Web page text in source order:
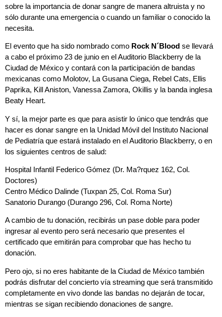
sobre la importancia de donar sangre de manera altruista y no
sólo durante una emergencia o cuando un familiar o conocido la
necesita.
El evento que ha sido nombrado como Rock N´Blood se llevará
a cabo el próximo 23 de junio en el Auditorio Blackberry de la
Ciudad de México y contará con la participación de bandas
mexicanas como Molotov, La Gusana Ciega, Rebel Cats, Ellis
Paprika, Kill Aniston, Vanessa Zamora, Okillis y la banda inglesa
Beaty Heart.
Y sí, la mejor parte es que para asistir lo único que tendrás que
hacer es donar sangre en la Unidad Móvil del Instituto Nacional
de Pediatría que estará instalado en el Auditorio Blackberry, o en
los siguientes centros de salud:
Hospital Infantil Federico Gómez (Dr. Ma?rquez 162, Col.
Doctores)
Centro Médico Dalinde (Tuxpan 25, Col. Roma Sur)
Sanatorio Durango (Durango 296, Col. Roma Norte)
A cambio de tu donación, recibirás un pase doble para poder
ingresar al evento pero será necesario que presentes el
certificado que emitirán para comprobar que has hecho tu
donación.
Pero ojo, si no eres habitante de la Ciudad de México también
podrás disfrutar del concierto vía streaming que será transmitido
completamente en vivo donde las bandas no dejarán de tocar,
mientras se sigan recibiendo donaciones de sangre.